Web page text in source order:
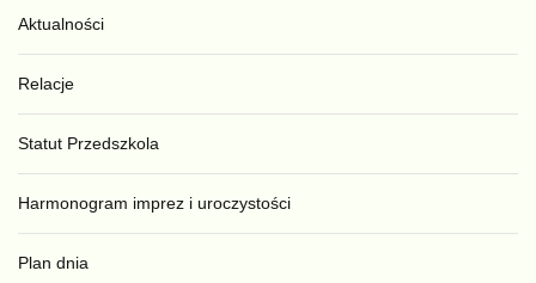
Aktualności
Relacje
Statut Przedszkola
Harmonogram imprez i uroczystości
Plan dnia